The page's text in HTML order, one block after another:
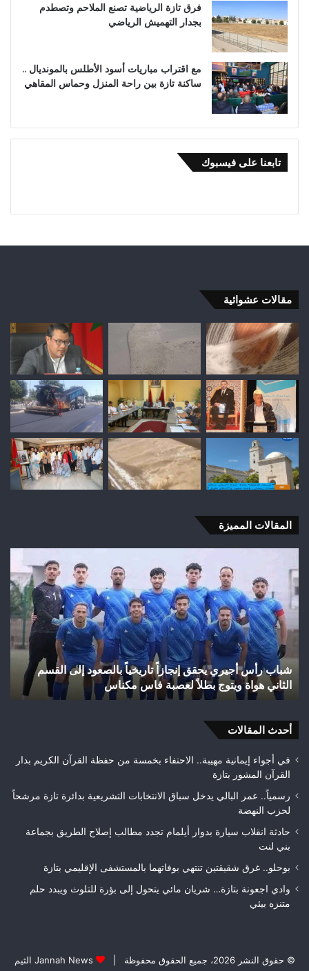
فرق تازة الرياضية تصنع الملاحم وتصطدم
بجدار التهميش الرياضي
مع اقتراب مباريات أسود الأطلس بالمونديال ..
ساكنة تازة بين راحة المنزل وحماس المقاهي
تابعنا على فيسبوك
مقالات عشوائية
المقالات المميزة
حريق
غابة
“المرج”
بإقليم
تازة
بعد
احتراق
24
هكتارًا
الغطاء
هكتارًا من الغطاء الغابوي
أحدث المقالات
في أجواء إيمانية مهيبة.. الاحتفاء بخمسة من حفظة القرآن الكريم بدار
القرآن المشور بتازة
رسمياً.. عمر البالي يدخل سباق الانتخابات التشريعية بدائرة تازة مرشحاً
لحزب النهضة
حادثة انقلاب سيارة بدوار أيلمام تجدد مطالب إصلاح الطريق بجماعة
بني لنت
بوحلو.. غرق شقيقتين تنتهي بوفاتهما بالمستشفى الإقليمي بتازة
وادي اجعونة بتازة… شريان مائي يتحول إلى بؤرة للتلوث ويبدد حلم
متنزه بيئي
© حقوق النشر 2026، جميع الحقوق محفوظة | Jannah News الثيم